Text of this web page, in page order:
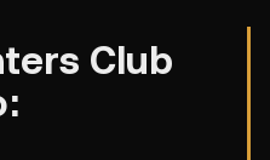
Club